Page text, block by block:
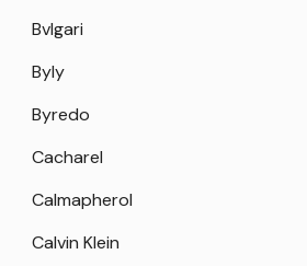
Bvlgari
Byly
Byredo
Cacharel
Calmapherol
Calvin Klein